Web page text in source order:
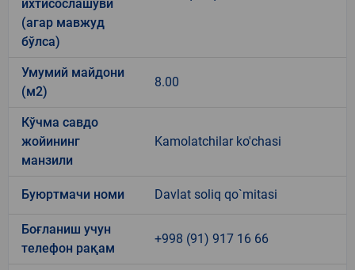
ихтисослашуви
(агар мавжуд
бўлса)
Умумий майдони
(м2)
8.00
Кўчма савдо
жойининг
манзили
Kamolatchilar ko'chasi
Буюртмачи номи Davlat soliq qo`mitasi
Боғланиш учун
телефон рақам
+998 (91) 917 16 66